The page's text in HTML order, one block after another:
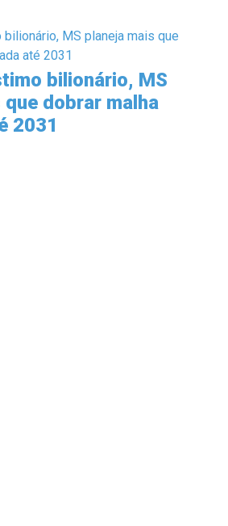
bilionário, MS
dobrar malha
2031